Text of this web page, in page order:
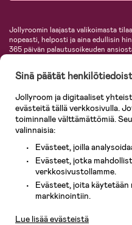
Jollyroomin laajasta valikoimasta
nopeasti, helposti ja aina edullisin
365 päivän palautusoikeuden
lastentarvikkeita sekä paljon
KidKraft, Ergobaby, Philips Avent,
Tervetuloa shoppailemaan
verkkokauppaan!
Sinä päätät
Jollyroom ja digitaaliset
evästeitä tällä verkkosivulla.
toiminnalle välttämättömiä.
valinnaisia:
Evästeet, joilla
Evästeet, jotka
verkkosivustollamme.
Evästeet, joita käytetään
markkinointiin.
Lue lisää evästeistä